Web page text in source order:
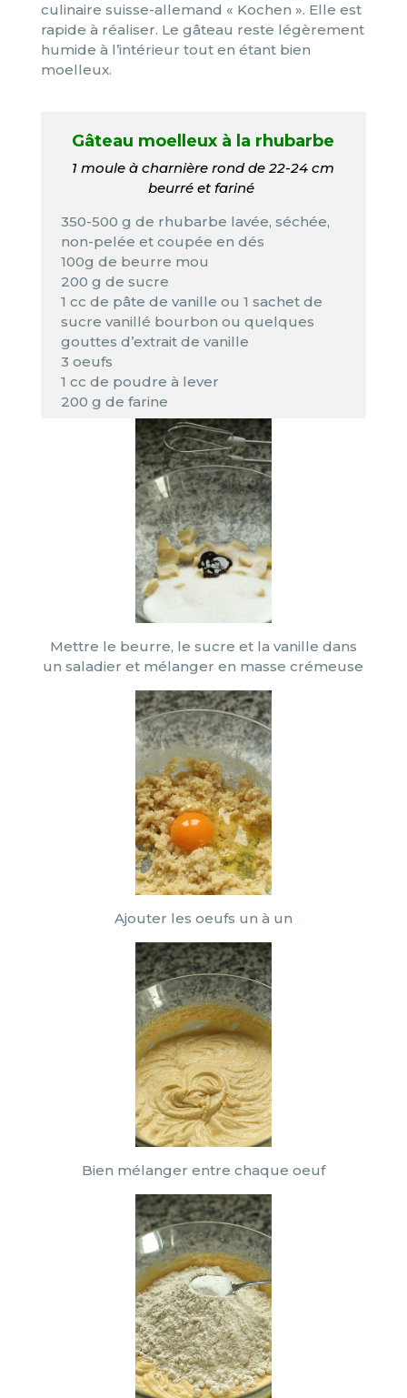
culinaire suisse-allemand « Kochen ». Elle est
rapide à réaliser. Le gâteau reste légèrement
humide à l’intérieur tout en étant bien
moelleux.
Gâteau moelleux à la rhubarbe
1 moule à charnière rond de 22-24 cm
beurré et fariné
350-500 g de rhubarbe lavée, séchée,
non-pelée et coupée en dés
100g de beurre mou
200 g de sucre
1 cc de pâte de vanille ou 1 sachet de
sucre vanillé bourbon ou quelques
gouttes d’extrait de vanille
3 oeufs
1 cc de poudre à lever
200 g de farine
Mettre le beurre, le sucre et la vanille dans
un saladier et mélanger en masse crémeuse
Ajouter les oeufs un à un
Bien mélanger entre chaque oeuf